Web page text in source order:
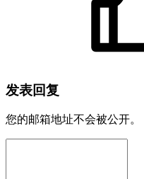
发表回复
您的邮箱地址不会被公开。